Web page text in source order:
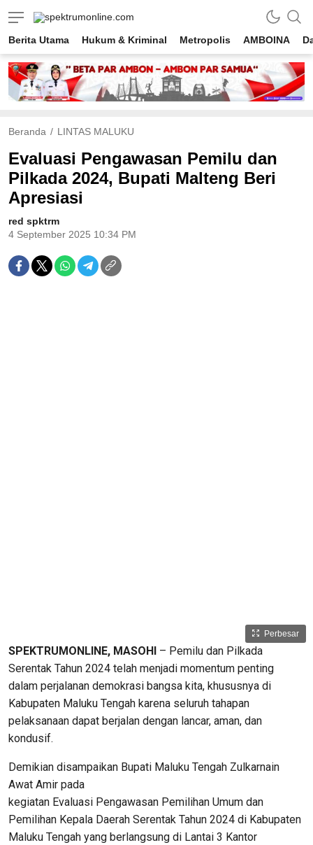
spektrumonline.com
Berita Utama Hukum & Kriminal Metropolis AMBOINA
Beranda LINTAS MALUKU
Evaluasi Pengawasan Pemilu dan
Pilkada 2024, Bupati Malteng Beri
Apresiasi
red spktrm
4 September 2025 10:34 PM
Perbesar
SPEKTRUMONLINE, MASOHI
– Pemilu dan Pilkada
Serentak Tahun 2024 telah menjadi momentum penting
dalam perjalanan demokrasi bangsa kita, khususnya di
Kabupaten Maluku Tengah karena seluruh tahapan
pelaksanaan dapat berjalan dengan lancar, aman, dan
kondusif.
Demikian disampaikan Bupati Maluku Tengah Zulkarnain
Awat Amir pada
kegiatan Evaluasi Pengawasan Pemilihan Umum dan
Pemilihan Kepala Daerah Serentak Tahun 2024 di Kabupaten
Maluku Tengah yang berlangsung di Lantai 3 Kantor